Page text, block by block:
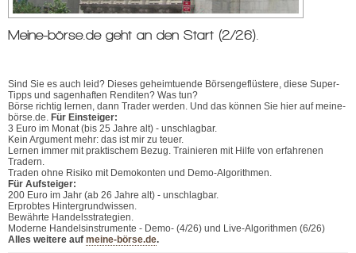
Meine-börse.de geht an den Start (2/26).
Sind Sie es auch leid? Dieses geheimtuende Börsengeflüstere, diese Super-
Tipps und sagenhaften Renditen? Was tun?
Börse richtig lernen, dann Trader werden. Und das können Sie hier auf meine-
börse.de. Für Einsteiger:
3 Euro im Monat (bis 25 Jahre alt) - unschlagbar.
Kein Argument mehr: das ist mir zu teuer.
Lernen immer mit praktischem Bezug. Trainieren mit Hilfe von erfahrenen
Tradern.
Traden ohne Risiko mit Demokonten und Demo-Algorithmen.
Für Aufsteiger:
200 Euro im Jahr (ab 26 Jahre alt) - unschlagbar.
Erprobtes Hintergrundwissen.
Bewährte Handelsstrategien.
Moderne Handelsinstrumente - Demo- (4/26) und Live-Algorithmen (6/26)
Alles weitere auf meine-börse.de.